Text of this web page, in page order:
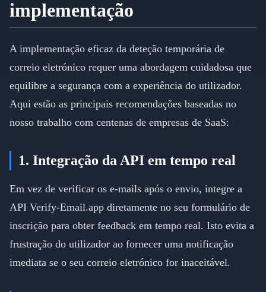
implementação
A implementação eficaz da deteção temporária de
correio eletrónico requer uma abordagem cuidadosa que
equilibre a segurança com a experiência do utilizador.
Aqui estão as principais recomendações baseadas no
nosso trabalho com centenas de empresas de SaaS:
1. Integração da API em tempo real
Em vez de verificar os e-mails após o envio, integre a
API Verify-Email.app diretamente no seu formulário de
inscrição para obter feedback em tempo real. Isto evita a
frustração do utilizador ao fornecer uma notificação
imediata se o seu correio eletrónico for inaceitável.